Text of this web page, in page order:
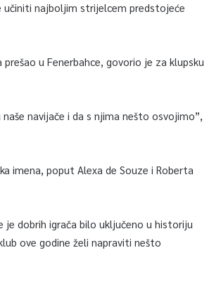
učiniti najboljim strijelcem predstojeće
u Fenerbahce, govorio je za klupsku
navijače i da s njima nešto osvojimo”,
imena, poput Alexa de Souze i Roberta
je dobrih igrača bilo uključeno u historiju
ove godine želi napraviti nešto